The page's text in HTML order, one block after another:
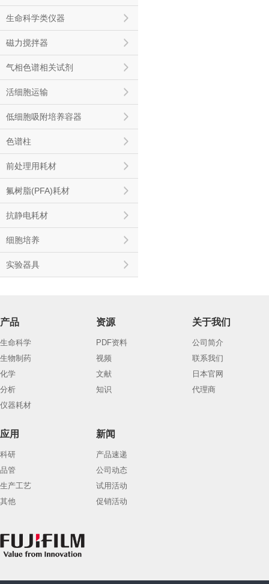
生命科学类仪器
磁力搅拌器
气相色谱相关试剂
活细胞运输
低细胞吸附培养容器
色谱柱
前处理用耗材
氟树脂(PFA)耗材
抗静电耗材
细胞培养
实验器具
产品
生命科学
生物制药
化学
分析
仪器耗材
资源
PDF资料
视频
文献
知识
关于我们
公司简介
联系我们
日本官网
代理商
应用
科研
品管
生产工艺
其他
新闻
产品速递
公司动态
试用活动
促销活动